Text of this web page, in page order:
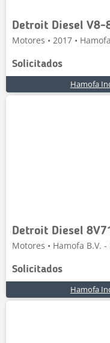
Detroit Diesel V8-
Motores • 2017 •
Solicitados
Hamofa
Detroit Diesel
Motores • Hamofa B.V.
Solicitados
Hamofa